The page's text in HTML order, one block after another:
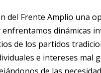
del Frente Amplio una
dinámicas
de los partidos
e intereses mal